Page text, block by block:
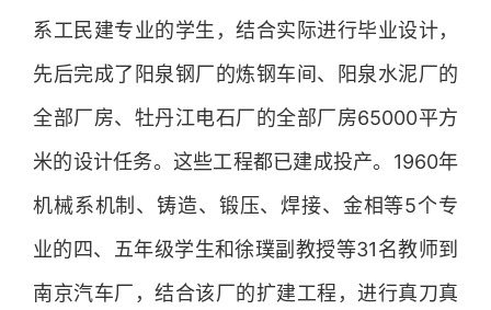
系工民建专业的学生，结合实际进行毕业设计，
先后完成了阳泉钢厂的炼钢车间、阳泉水泥厂的
全部厂房、牡丹江电石厂的全部厂房65000平方
米的设计任务。这些工程都已建成投产。1960年
机械系机制、铸造、锻压、焊接、金相等5个专
业的四、五年级学生和徐璞副教授等31名教师到
南京汽车厂，结合该厂的扩建工程，进行真刀真